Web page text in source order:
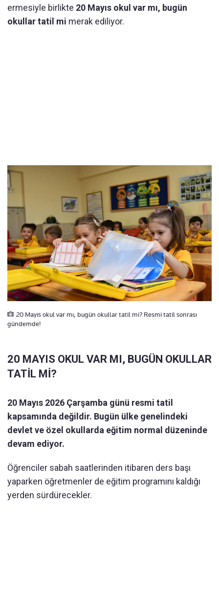
ermesiyle birlikte 20 Mayıs okul var mı, bugün
okullar tatil mi merak ediliyor.
20 Mayıs okul var mı, bugün okullar tatil mi? Resmi tatil sonrası
gündemde!
20 MAYIS OKUL VAR MI, BUGÜN OKULLAR
TATİL Mİ?
20 Mayıs 2026 Çarşamba günü resmi tatil
kapsamında değildir. Bugün ülke genelindeki
devlet ve özel okullarda eğitim normal düzeninde
devam ediyor.
Öğrenciler sabah saatlerinden itibaren ders başı
yaparken öğretmenler de eğitim programını kaldığı
yerden sürdürecekler.